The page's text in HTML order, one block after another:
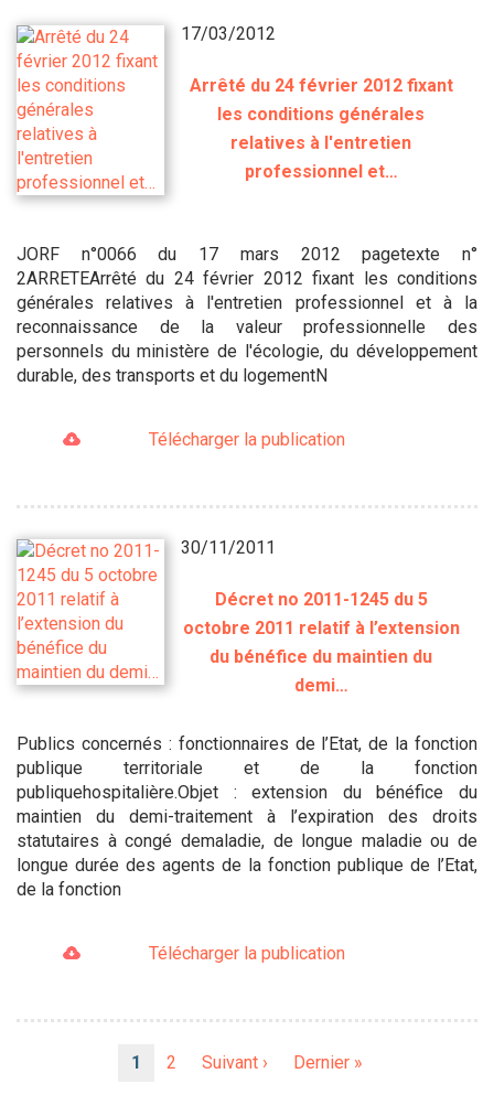
17/03/2012
Arrêté du 24 février 2012 fixant
les conditions générales
relatives à l'entretien
professionnel et…
JORF n°0066 du 17 mars 2012 pagetexte n°
2ARRETEArrêté du 24 février 2012 fixant les conditions
générales relatives à l'entretien professionnel et à la
reconnaissance de la valeur professionnelle des
personnels du ministère de l'écologie, du développement
durable, des transports et du logementN
Télécharger la publication
30/11/2011
Décret no 2011-1245 du 5
octobre 2011 relatif à l’extension
du bénéfice du maintien du
demi…
Publics concernés : fonctionnaires de l’Etat, de la fonction
publique territoriale et de la fonction
publiquehospitalière.Objet : extension du bénéfice du
maintien du demi-traitement à l’expiration des droits
statutaires à congé demaladie, de longue maladie ou de
longue durée des agents de la fonction publique de l’Etat,
de la fonction
Télécharger la publication
Page
1 Page
2
Page
Suivant ›
Dernière
Dernier »